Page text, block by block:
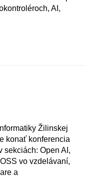
AI,
Žilinskej
konať konferencia
sekciách: Open AI,
vo vzdelávaní,
a